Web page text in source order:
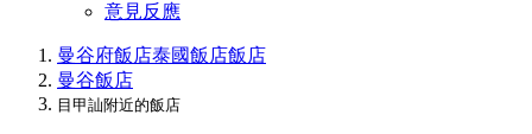
意見反應
曼谷府飯店泰國飯店飯店
曼谷飯店
目甲訕附近的飯店